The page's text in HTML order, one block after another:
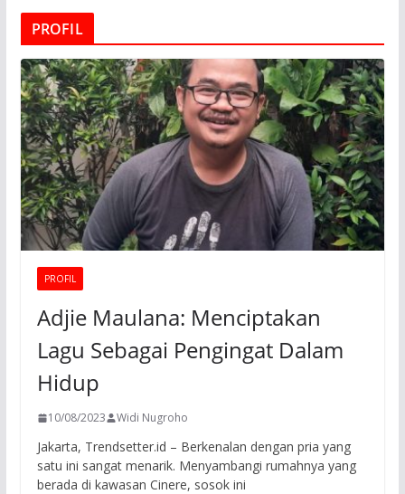
PROFIL
PROFIL
Adjie Maulana: Menciptakan
Lagu Sebagai Pengingat Dalam
Hidup
10/08/2023 Widi Nugroho
Jakarta, Trendsetter.id – Berkenalan dengan pria yang
satu ini sangat menarik. Menyambangi rumahnya yang
berada di kawasan Cinere, sosok ini